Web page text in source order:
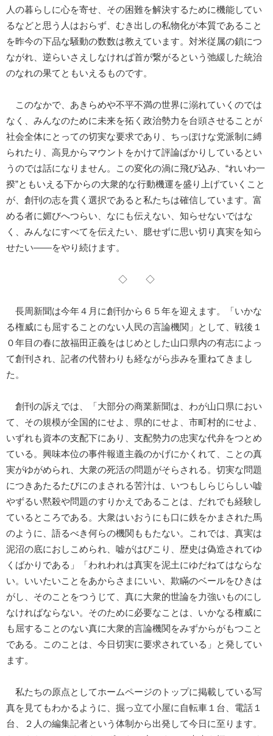
人の暮らしに心を寄せ、その困難を解決するために機能してい
るなどと思う人はおらず、むき出しの私物化が本質であること
を昨今の下品な騒動の数数は教えています。対米従属の鎖につ
ながれ、逆らいさえしなければ首が繋がるという弛緩した統治
のなれの果てともいえるものです。
このなかで、あきらめや不平不満の世界に溺れていくのでは
なく、みんなのために未来を拓く政治勢力を台頭させることが
社会全体にとっての切実な要求であり、ちっぽけな党派制に縛
られたり、高見からマウントをかけて評論ばかりしているとい
うのでは話になりません。この変化の渦に飛び込み、“れいわ一
揆”ともいえる下からの大衆的な行動機運を盛り上げていくこと
が、創刊の志を貫く選択であると私たちは確信しています。富
める者に媚びへつらい、なにも伝えない、知らせないではな
く、みんなにすべてを伝えたい、臆せずに思い切り真実を知ら
せたい――をやり続けます。
◇ ◇
長周新聞は今年４月に創刊から６５年を迎えます。「いかな
る権威にも屈することのない人民の言論機関」として、戦後１
０年目の春に故福田正義をはじめとした山口県内の有志によっ
て創刊され、記者の代替わりも経ながら歩みを重ねてきまし
た。
創刊の訴えでは、「大部分の商業新聞は、わが山口県におい
て、その規模が全国的にせよ、県的にせよ、市町村的にせよ、
いずれも資本の支配下にあり、支配勢力の忠実な代弁をつとめ
ている。興味本位の事件報道主義のかげにかくれて、ことの真
実がゆがめられ、大衆の死活の問題がそらされる。切実な問題
につきあたるたびにのまされる苦汁は、いつもしらじらしい嘘
やずるい黙殺や問題のすりかえであることは、だれでも経験し
ているところである。大衆はいおうにも口に鉄をかまされた馬
のように、語るべき何らの機関ももたない。これでは、真実は
泥沼の底におしこめられ、嘘がはびこり、歴史は偽造されてゆ
くばかりである」「われわれは真実を泥土にゆだねてはならな
い。いいたいことをあからさまにいい、欺瞞のベールをひきは
がし、そのことをつうじて、真に大衆的世論を力強いものにし
なければならない。そのために必要なことは、いかなる権威に
も屈することのない真に大衆的言論機関をみずからがもつこと
である。このことは、今日切実に要求されている」と発してい
ます。
私たちの原点としてホームページのトップに掲載している写
真を見てもわかるように、掘っ立て小屋に自転車１台、電話１
台、２人の編集記者という体制から出発して今日に至ります。